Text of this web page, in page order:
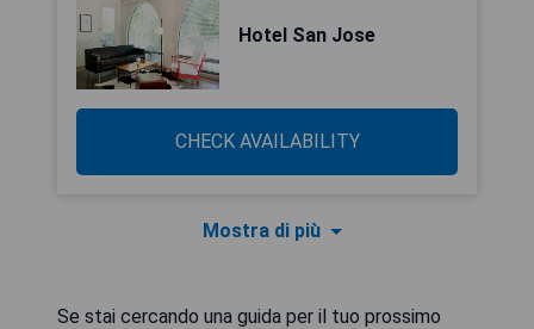
Hotel San Jose
CHECK AVAILABILITY
Mostra di più
Se stai cercando una guida per il tuo prossimo